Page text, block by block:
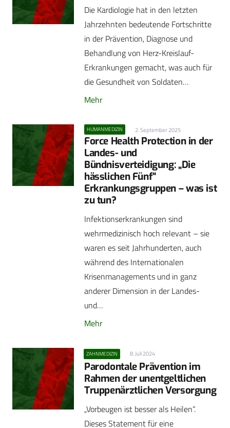
Die Kardiologie hat in den letzten
Jahrzehnten bedeutende Fortschritte
in der Prävention, Diagnose und
Behandlung von Herz-Kreislauf-
Erkrankungen gemacht, was auch für
die Gesundheit von Soldaten…
Mehr
HUMANMEDIZIN 2. September 2025
Force Health Protection in der
Landes- und
Bündnisverteidigung: „Die
hässlichen Fünf“
Erkrankungsgruppen – was ist
zu tun?
Infektionserkrankungen sind
wehrmedizinisch hoch relevant – sie
waren es seit Jahrhunderten, auch
während des Internationalen
Krisenmanagements und in ganz
anderer Dimension in der Landes-
und…
Mehr
ZAHNMEDIZIN 8. Juli 2024
Parodontale Prävention im
Rahmen der unentgeltlichen
Truppenärztlichen Versorgung
„Vorbeugen ist besser als Heilen“.
Dieses Statement für eine